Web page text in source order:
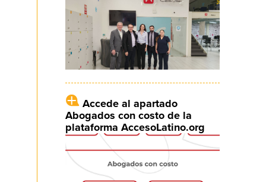
Accede al apartado
Abogados con costo de la
plataforma AccesoLatino.org